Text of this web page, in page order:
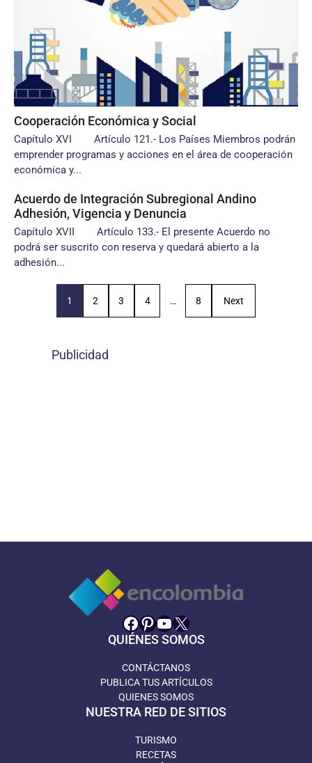
Cooperación Económica y Social
Capítulo XVI Artículo 121.- Los Países Miembros podrán
emprender programas y acciones en el área de cooperación
económica y...
Acuerdo de Integración Subregional Andino
Adhesión, Vigencia y Denuncia
Capítulo XVII Artículo 133.- El presente Acuerdo no
podrá ser suscrito con reserva y quedará abierto a la
adhesión...
1 2 3 4 … 8 Next
Publicidad
Facebook
Pinterest
YouTube
X
QUIÉNES SOMOS
CONTÁCTANOS
PUBLICA TUS ARTÍCULOS
QUIENES SOMOS
NUESTRA RED DE SITIOS
TURISMO
RECETAS